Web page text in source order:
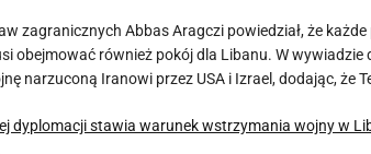
zagranicznych Abbas Aragczi powiedział, że
obejmować również pokój dla Libanu. W
narzuconą Iranowi przez USA i Izrael, dodając, że
dyplomacji stawia warunek wstrzymania wojny w